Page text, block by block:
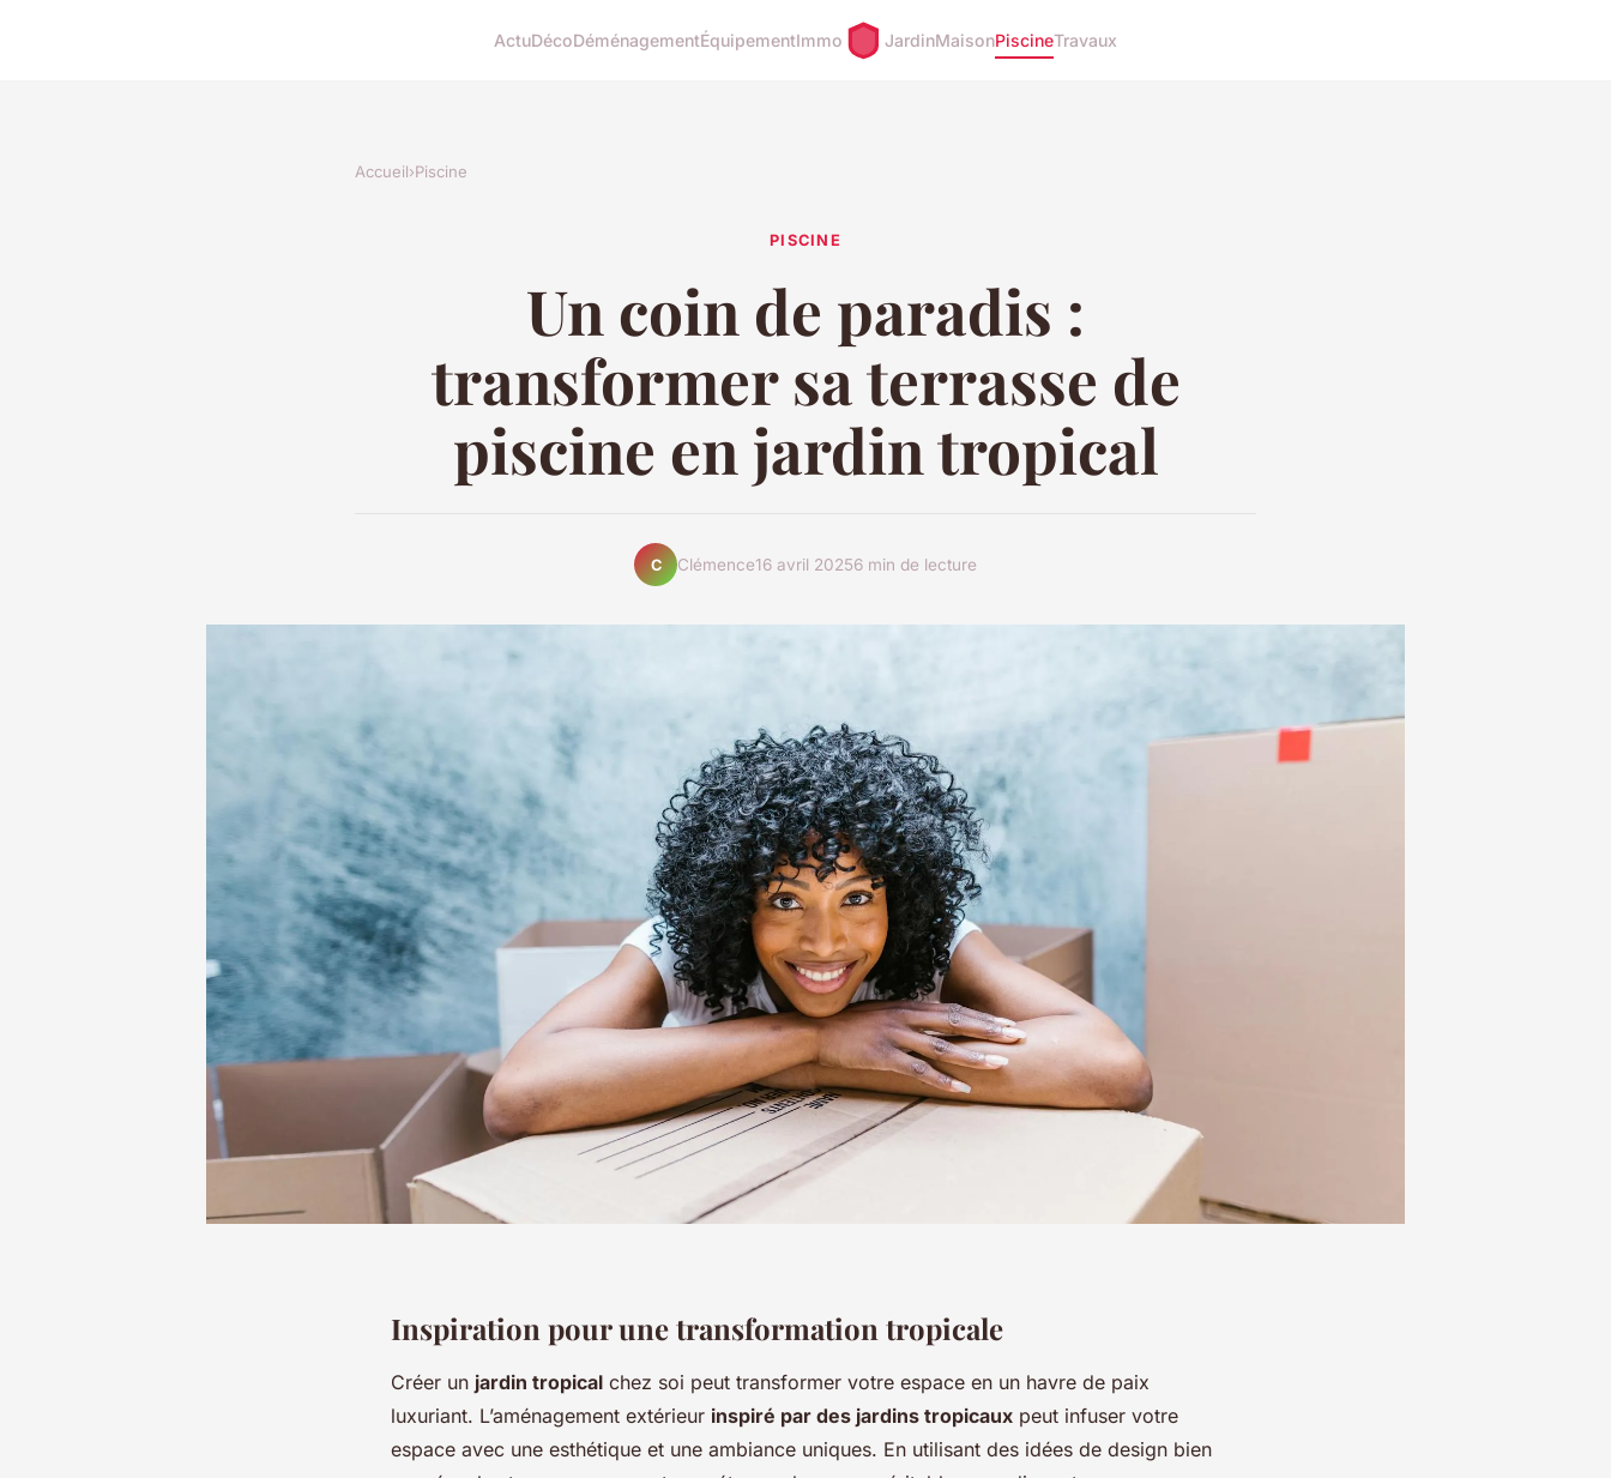
ActuDécoDéménagementÉquipementImmo JardinMaisonPiscineTravaux
Accueil›Piscine
PISCINE
Un coin de paradis :
transformer sa terrasse de
piscine en jardin tropical
C Clémence16 avril 20256 min de lecture
Inspiration pour une transformation tropicale
Créer un jardin tropical chez soi peut transformer votre espace en un havre de paix
luxuriant. L’aménagement extérieur inspiré par des jardins tropicaux peut infuser votre
espace avec une esthétique et une ambiance uniques. En utilisant des idées de design bien